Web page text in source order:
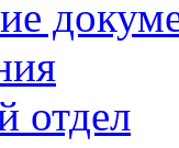
отдел